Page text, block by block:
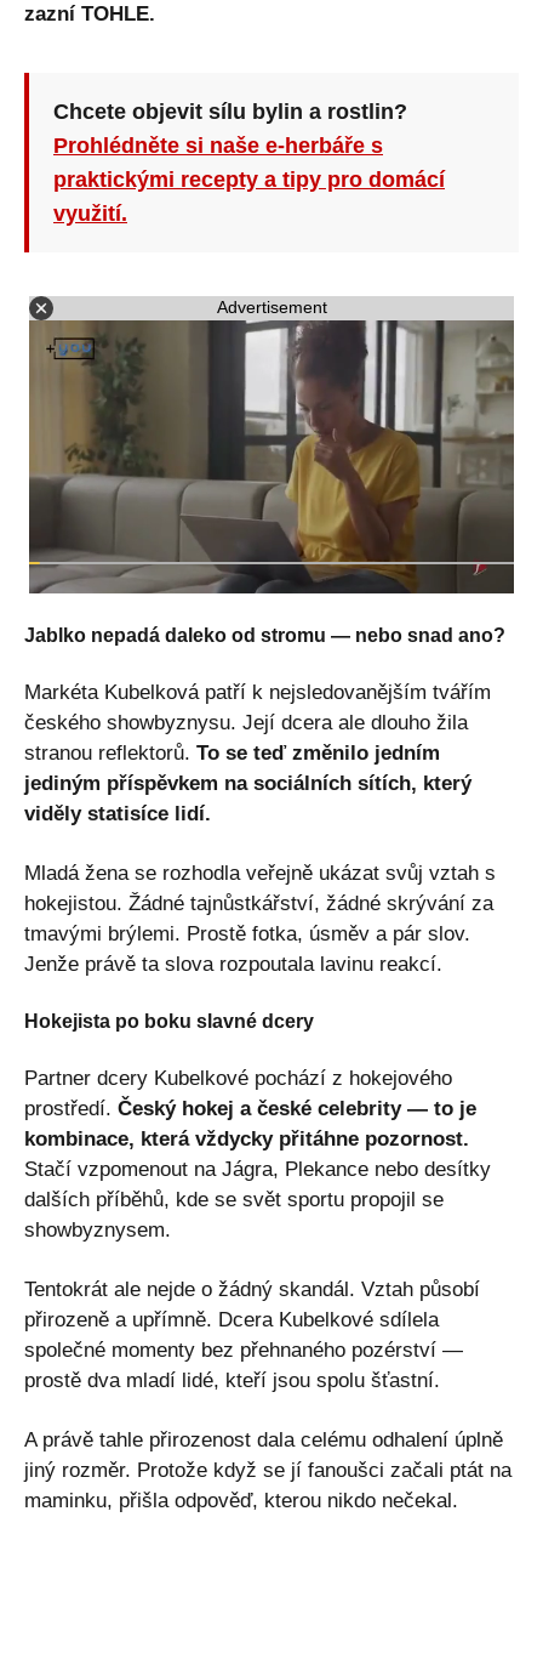
zazní TOHLE.
Chcete objevit sílu bylin a rostlin?
Prohlédněte si naše e-herbáře s
praktickými recepty a tipy pro domácí
využití.
Advertisement
Jablko nepadá daleko od stromu — nebo snad ano?
Markéta Kubelková patří k nejsledovanějším tvářím
českého showbyznysu. Její dcera ale dlouho žila
stranou reflektorů. To se teď změnilo jedním
jediným příspěvkem na sociálních sítích, který
viděly statisíce lidí.
Mladá žena se rozhodla veřejně ukázat svůj vztah s
hokejistou. Žádné tajnůstkářství, žádné skrývání za
tmavými brýlemi. Prostě fotka, úsměv a pár slov.
Jenže právě ta slova rozpoutala lavinu reakcí.
Hokejista po boku slavné dcery
Partner dcery Kubelkové pochází z hokejového
prostředí. Český hokej a české celebrity — to je
kombinace, která vždycky přitáhne pozornost.
Stačí vzpomenout na Jágra, Plekance nebo desítky
dalších příběhů, kde se svět sportu propojil se
showbyznysem.
Tentokrát ale nejde o žádný skandál. Vztah působí
přirozeně a upřímně. Dcera Kubelkové sdílela
společné momenty bez přehnaného pozérství —
prostě dva mladí lidé, kteří jsou spolu šťastní.
A právě tahle přirozenost dala celému odhalení úplně
jiný rozměr. Protože když se jí fanoušci začali ptát na
maminku, přišla odpověď, kterou nikdo nečekal.